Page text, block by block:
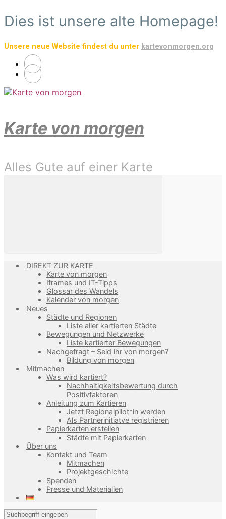
Zum
Hauptinhalt
Dies ist unsere alte Homepage!
Unsere neue Website findest du unter kartevonmorgen.org
Karte von morgen
Alles Gute auf einer Karte
DIREKT ZUR KARTE
Karte von morgen
Iframes und IT-Tipps
Glossar des Wandels
Kalender von morgen
Neues
Städte und Regionen
Liste aller kartierten Städte
Bewegungen und Netzwerke
Liste kartierter Bewegungen
Nachgefragt – Seid ihr von morgen?
Bildung von morgen
Mitmachen
Was wird kartiert?
Nachhaltigkeitsbewertung durch
Positivfaktoren
Anleitung zum Kartieren
Jetzt Regionalpilot*in werden
Als Partnerinitiatve registrieren
Papierkarten erstellen
Städte mit Papierkarten
Über uns
Kontakt und Team
Mitmachen
Projektgeschichte
Spenden
Presse und Materialien